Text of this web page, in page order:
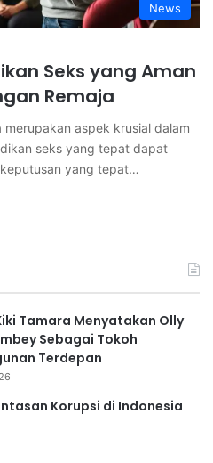
News
Seks yang Aman
Remaja
merupakan aspek krusial dalam
seks yang tepat dapat
yang tepat…
Tamara Menyatakan Olly
Sebagai Tokoh
Terdepan
Korupsi di Indonesia